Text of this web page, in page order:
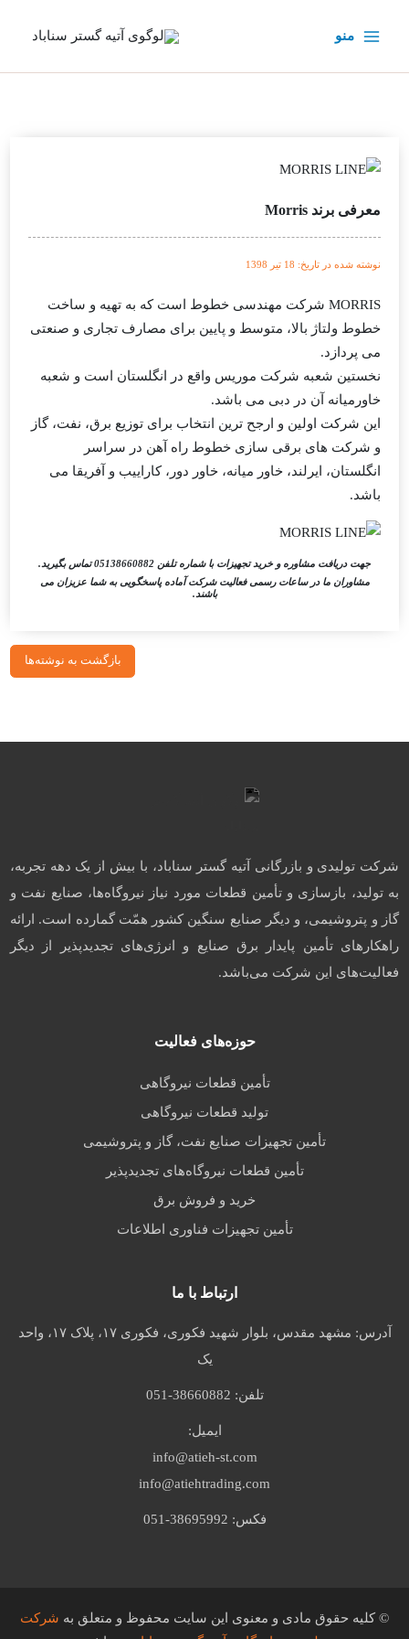
منو
معرفی برند Morris
نوشته شده در تاریخ: 18 تیر 1398
MORRISشرکت مهندسی خطوط است که به تهیه و ساخت
خطوط ولتاژ بالا، متوسط و پایین برای مصارف تجاری و صنعتی
می پردازد.
نخستین شعبه شرکت موریس واقع در انگلستان است و شعبه
خاورمیانه آن در دبی می باشد.
این شرکت اولین و ارجح ترین انتخاب برای توزیع برق، نفت، گاز
و شرکت های برقی سازی خطوط راه آهن در سراسر
انگلستان، ایرلند، خاور میانه، خاور دور، کاراییب و آفریقا می
باشد.
جهت دریافت مشاوره و خرید تجهیزات با شماره تلفن 05138660882تماس بگیرید.
مشاوران ما در ساعات رسمی فعالیت شرکت آماده پاسخگویی به شما عزیزان می
باشند.
بازگشت به نوشته‌ها
شرکت تولیدی و بازرگانی آتیه گستر سناباد، با بیش از یک دهه تجربه،
به تولید، بازسازی و تأمین قطعات مورد نیاز نیروگاه‌ها، صنایع نفت و
گاز و پتروشیمی، و دیگر صنایع سنگین کشور همّت گمارده است. ارائه
راهکارهای تأمین پایدار برق صنایع و انرژی‌های تجدیدپذیر از دیگر
فعالیت‌های این شرکت می‌باشد.
حوزه‌های فعالیت
تأمین قطعات نیروگاهی
تولید قطعات نیروگاهی
تأمین تجهیزات صنایع نفت، گاز و پتروشیمی
تأمین قطعات نیروگاه‌های تجدیدپذیر
خرید و فروش برق
تأمین تجهیزات فناوری اطلاعات
ارتباط با ما
آدرس:
مشهد مقدس، بلوار شهید فکوری، فکوری ۱۷، پلاک ۱۷، واحد
یک
تلفن: 051-38660882
ایمیل:
info@atieh-st.com
info@atiehtrading.com
فکس: 051-38695992
© کلیه حقوق مادی و معنوی این سایت محفوظ و متعلق به شرکت